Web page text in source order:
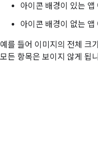
아이콘 배경이 있는
아이콘 배경이 없는
예를 들어 이미지의 전체
모든 항목은 보이지 않게 됩